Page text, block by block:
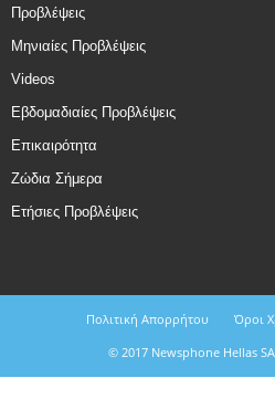
Προβλέψεις
Μηνιαίες Προβλέψεις
Videos
Εβδομαδιαίες Προβλέψεις
Επικαιρότητα
Ζώδια Σήμερα
Ετήσιες Προβλέψεις
Πολιτική Απορρήτου Όροι
© 2017 Newsphone Hellas